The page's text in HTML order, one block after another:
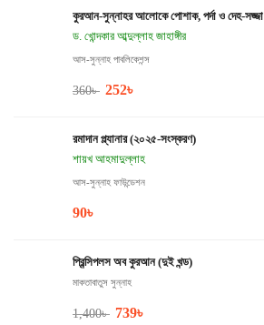
কুরআন-সুন্নাহর আলোকে পোশাক, পর্দা ও দেহ-সজ্জা
ড. খোন্দকার আব্দুল্লাহ জাহাঙ্গীর
আস-সুন্নাহ পাবলিকেশন্স
360৳ 252৳
রমাদান প্ল্যানার (২০২৫-সংস্করণ)
শায়খ আহমাদুল্লাহ
আস-সুন্নাহ ফাউন্ডেশন
90৳
প্রিন্সিপলস অব কুরআন (দুই খন্ড)
মাকতাবাতুস সুন্নাহ
1,400৳ 739৳